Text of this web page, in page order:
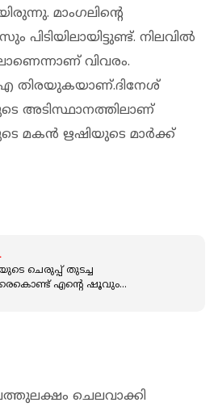
മാംഗലിന്റെ
നിലവിൽ
വിവരം.
തിരയുകയാണ്.ദിനേശ്
അടിസ്ഥാനത്തിലാണ്
മകൻ ഋഷിയുടെ മാർക്ക്
ചെരുപ്പ് തുടച്ച
എന്റെ ഷൂവും
ചെലവാക്കി